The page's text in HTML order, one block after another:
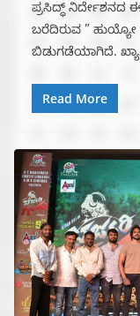
ಪ್ರಸಿದ್ಧ್ ನಿರ್ದೇಶನದ
ಬರೆದಿರುವ ”
ಬಿಡುಗಡೆಯಾಗಿದೆ.
Read More